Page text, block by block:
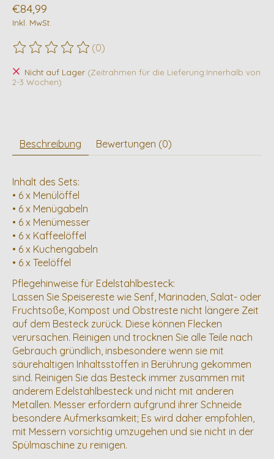
€84,99
Inkl. MwSt.
Die Bewertung dieses Produkts ist
(0)
Nicht auf Lager (Zeitrahmen für die Lieferung:Innerhalb von
2-3 Wochen)
Beschreibung Bewertungen (0)
Inhalt des Sets:
• 6 x Menülöffel
• 6 x Menügabeln
• 6 x Menümesser
• 6 x Kaffeelöffel
• 6 x Kuchengabeln
• 6 x Teelöffel
Pflegehinweise für Edelstahlbesteck:
Lassen Sie Speisereste wie Senf, Marinaden, Salat- oder
Fruchtsoße, Kompost und Obstreste nicht längere Zeit
auf dem Besteck zurück. Diese können Flecken
verursachen. Reinigen und trocknen Sie alle Teile nach
Gebrauch gründlich, insbesondere wenn sie mit
säurehaltigen Inhaltsstoffen in Berührung gekommen
sind. Reinigen Sie das Besteck immer zusammen mit
anderem Edelstahlbesteck und nicht mit anderen
Metallen. Messer erfordern aufgrund ihrer Schneide
besondere Aufmerksamkeit; Es wird daher empfohlen,
mit Messern vorsichtig umzugehen und sie nicht in der
Spülmaschine zu reinigen.